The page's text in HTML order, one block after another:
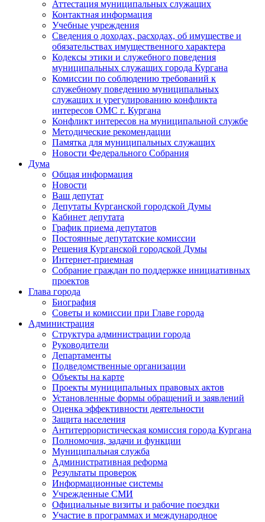
Аттестация муниципальных служащих
Контактная информация
Учебные учреждения
Сведения о доходах, расходах, об имуществе и
обязательствах имущественного характера
Кодексы этики и служебного поведения
муниципальных служащих города Кургана
Комиссии по соблюдению требований к
служебному поведению муниципальных
служащих и урегулированию конфликта
интересов ОМС г. Кургана
Конфликт интересов на муниципальной службе
Методические рекомендации
Памятка для муниципальных служащих
Новости Федерального Cобрания
Дума
Общая информация
Новости
Ваш депутат
Депутаты Курганской городской Думы
Кабинет депутата
График приема депутатов
Постоянные депутатские комиссии
Решения Курганской городской Думы
Интернет-приемная
Собрание граждан по поддержке инициативных
проектов
Глава города
Биография
Советы и комиссии при Главе города
Администрация
Структура администрации города
Руководители
Департаменты
Подведомственные организации
Объекты на карте
Проекты муниципальных правовых актов
Установленные формы обращений и заявлений
Оценка эффективности деятельности
Защита населения
Антитеррористическая комиссия города Кургана
Полномочия, задачи и функции
Муниципальная служба
Административная реформа
Результаты проверок
Информационные системы
Учрежденные СМИ
Официальные визиты и рабочие поездки
Участие в программах и международное